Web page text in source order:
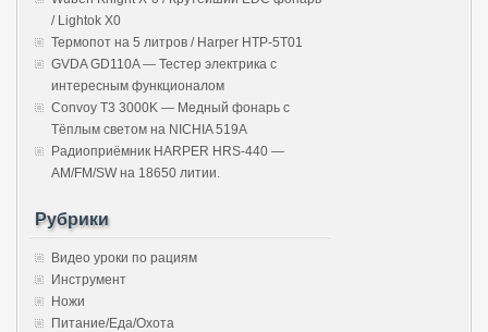
/ Lightok X0
Термопот на 5 литров / Harper HTP-5T01
GVDA GD110A — Тестер электрика с
интересным функционалом
Convoy T3 3000K — Медный фонарь с
Тёплым светом на NICHIA 519A
Радиоприёмник HARPER HRS-440 —
AM/FM/SW на 18650 литии.
Рубрики
Видео уроки по рациям
Инструмент
Ножи
Питание/Еда/Охота